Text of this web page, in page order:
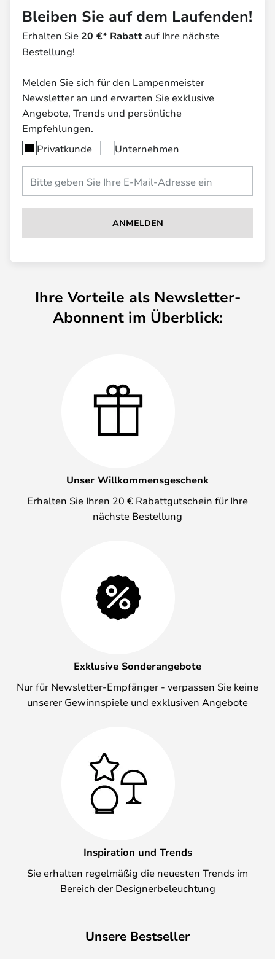
Bleiben Sie auf dem Laufenden!
Erhalten Sie 20 €* Rabatt auf Ihre nächste
Bestellung!
Melden Sie sich für den Lampenmeister
Newsletter an und erwarten Sie exklusive
Angebote, Trends und persönliche
Empfehlungen.
Privatkunde
Unternehmen
ANMELDEN
Ihre Vorteile als Newsletter-
Abonnent im Überblick:
Unser Willkommensgeschenk
Erhalten Sie Ihren 20 € Rabattgutschein für Ihre
nächste Bestellung
Exklusive Sonderangebote
Nur für Newsletter-Empfänger - verpassen Sie keine
unserer Gewinnspiele und exklusiven Angebote
Inspiration und Trends
Sie erhalten regelmäßig die neuesten Trends im
Bereich der Designerbeleuchtung
Unsere Bestseller